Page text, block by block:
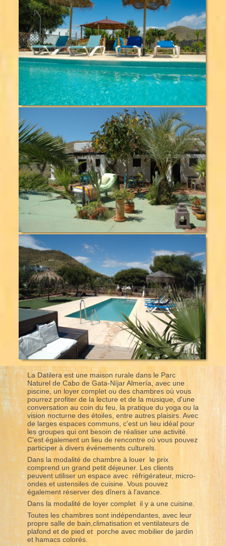
La Datilera est une maison rurale dans le Parc
Naturel de Cabo de Gata-Níjar Almería, avec une
piscine, un loyer complet ou des chambres où vous
pourrez profiter de la lecture et de la musique, d'une
conversation au coin du feu, la pratique du yoga ou la
vision nocturne des étoiles, entre autres plaisirs. Avec
de larges espaces communs, c'est un lieu idéal pour
les groupes qui ont besoin de réaliser une activité.
C'est également un lieu de rencontre où vous pouvez
participer à divers événements culturels.
Dans la modalité de chambre à louer le prix
comprend un grand petit déjeuner. Les clients
peuvent utiliser un espace avec réfrigérateur, micro-
ondes et ustensiles de cuisine. Vous pouvez
également réserver des dîners à l'avance.
Dans la modalité de loyer complet il y a une cuisine.
Toutes les chambres sont indépendantes, avec leur
propre salle de bain,climatisation et ventilateurs de
plafond et de pied et porche avec mobilier de jardin
et hamacs colorés.